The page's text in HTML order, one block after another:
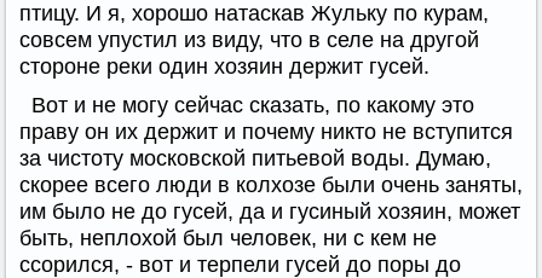
птицу. И я, хорошо натаскав Жульку по курам,
совсем упустил из виду, что в селе на другой
стороне реки один хозяин держит гусей.
Вот и не могу сейчас сказать, по какому это
праву он их держит и почему никто не вступится
за чистоту московской питьевой воды. Думаю,
скорее всего люди в колхозе были очень заняты,
им было не до гусей, да и гусиный хозяин, может
быть, неплохой был человек, ни с кем не
ссорился, - вот и терпели гусей до поры до